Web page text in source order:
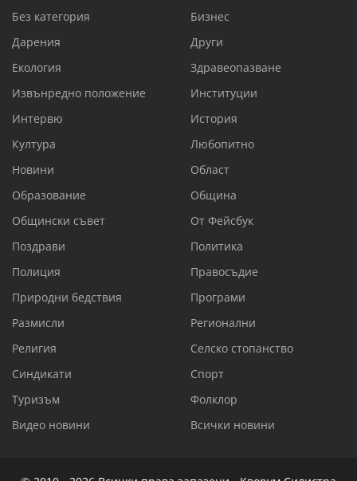
Без категория
Бизнес
Дарения
Други
Екология
Здравеопазване
Извънредно положение
Институции
Интервю
История
Култура
Любопитно
Новини
Област
Образование
Община
Общински съвет
От Фейсбук
Поздрави
Политика
Полиция
Правосъдие
Природни бедствия
Програми
Размисли
Регионални
Религия
Селско стопанство
Синдикати
Спорт
Туризъм
Фолклор
Видео новини
Всички новини